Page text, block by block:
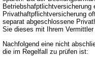
Betriebshafptlichtversicherung
Privathaftpflichtversicherung
separat abgeschlossene
Sie dieses mit Ihrem Vermittler
Nachfolgend eine nicht
die im Regelfall zu prüfen ist: